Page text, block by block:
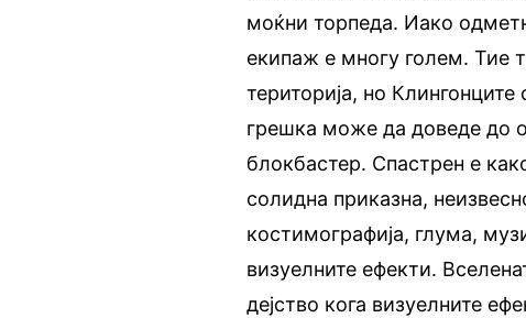
моќни торпеда. Иако
екипаж е многу голем. Тие
територија, но Клингонците
грешка може да доведе до
блокбастер. Спастрен е
солидна приказна,
костимографија, глума,
визуелните ефекти.
дејство кога визуелните